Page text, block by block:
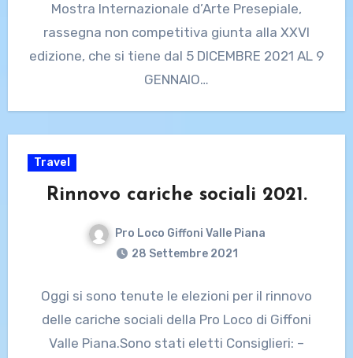
Mostra Internazionale d’Arte Presepiale,
rassegna non competitiva giunta alla XXVI
edizione, che si tiene dal 5 DICEMBRE 2021 AL 9
GENNAIO…
Travel
Rinnovo cariche sociali 2021.
Pro Loco Giffoni Valle Piana
28 Settembre 2021
Oggi si sono tenute le elezioni per il rinnovo
delle cariche sociali della Pro Loco di Giffoni
Valle Piana.Sono stati eletti Consiglieri: –